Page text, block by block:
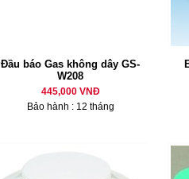
Đầu báo Gas không dây GS-
W208
445,000 VNĐ
Bảo hành : 12 tháng